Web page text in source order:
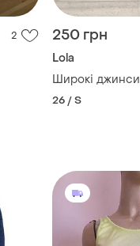
2 250 грн
Lola
Широкі джинси
26 / S